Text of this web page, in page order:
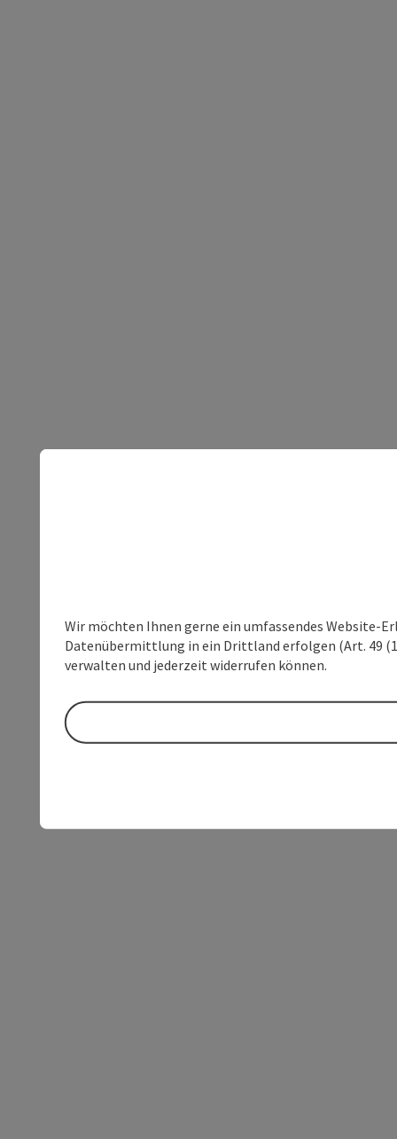
Wir möchten Ihnen gerne ein umfassendes Website-
Datenübermittlung in ein Drittland erfolgen (Art. 49
verwalten und jederzeit widerrufen können.